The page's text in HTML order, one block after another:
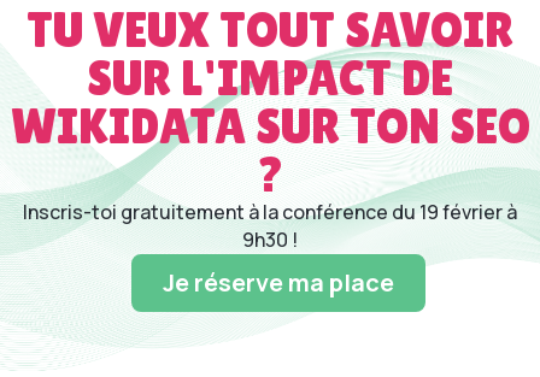
TU VEUX TOUT SAVOIR
SUR L'IMPACT DE
WIKIDATA SUR TON SEO
?
Inscris-toi gratuitement à la conférence du 19 février à
9h30 !
Je réserve ma place